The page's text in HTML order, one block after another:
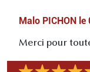
Malo PICHON le
Merci pour